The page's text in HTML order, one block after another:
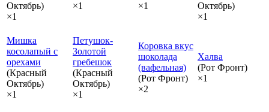
Октябрь)
×1
×1
×1
Октябрь)
×1
Мишка
косолапый с
орехами
(Красный
Октябрь)
×1
Петушок-
Золотой
гребешок
(Красный
Октябрь)
×1
Коровка вкус
шоколада
(вафельная)
(Рот Фронт)
×2
Халва
(Рот Фронт)
×1